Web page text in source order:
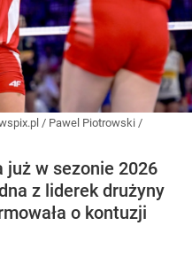
/ Pawel Piotrowski /
już w sezonie 2026
z liderek drużyny
o kontuzji